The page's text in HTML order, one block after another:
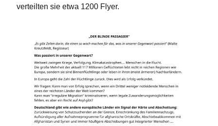
verteilten sie etwa 1200 Flyer.